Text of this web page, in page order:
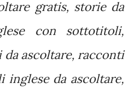
gratis, storie da
con sottotitoli,
ascoltare, racconti
da ascoltare,